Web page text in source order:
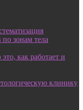
зонам тела
как работает и
клинику